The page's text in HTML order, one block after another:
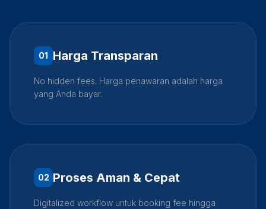
01 Harga Transparan
No hidden fees. Harga penawaran adalah harga
yang Anda bayar.
02 Proses Aman & Cepat
Digitalized workflow untuk booking fee hingga